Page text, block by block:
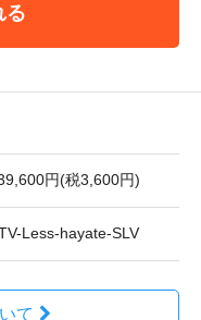
る
円(税3,600円)
Less-hayate-SLV
て